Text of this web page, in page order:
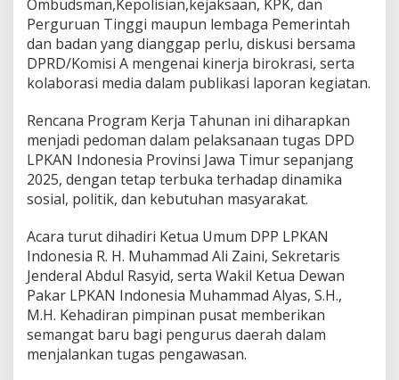
Ombudsman,Kepolisian,kejaksaan, KPK, dan
Perguruan Tinggi maupun lembaga Pemerintah
dan badan yang dianggap perlu, diskusi bersama
DPRD/Komisi A mengenai kinerja birokrasi, serta
kolaborasi media dalam publikasi laporan kegiatan.
Rencana Program Kerja Tahunan ini diharapkan
menjadi pedoman dalam pelaksanaan tugas DPD
LPKAN Indonesia Provinsi Jawa Timur sepanjang
2025, dengan tetap terbuka terhadap dinamika
sosial, politik, dan kebutuhan masyarakat.
Acara turut dihadiri Ketua Umum DPP LPKAN
Indonesia R. H. Muhammad Ali Zaini, Sekretaris
Jenderal Abdul Rasyid, serta Wakil Ketua Dewan
Pakar LPKAN Indonesia Muhammad Alyas, S.H.,
M.H. Kehadiran pimpinan pusat memberikan
semangat baru bagi pengurus daerah dalam
menjalankan tugas pengawasan.